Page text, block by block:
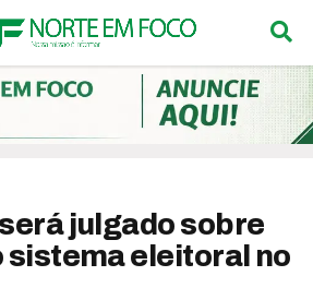
julgado sobre
sistema eleitoral no